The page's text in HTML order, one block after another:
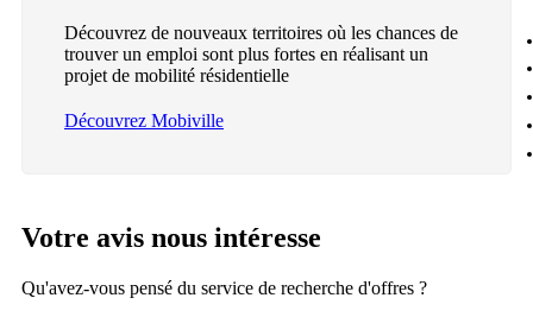
Découvrez de nouveaux territoires où les chances de
trouver un emploi sont plus fortes en réalisant un
projet de mobilité résidentielle
Découvrez Mobiville
Votre avis nous intéresse
Qu'avez-vous pensé du service de recherche d'offres ?